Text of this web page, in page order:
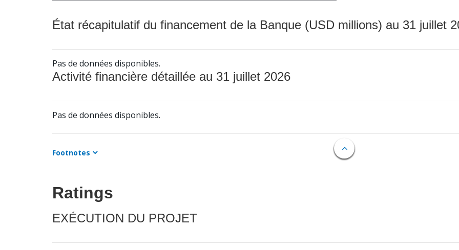
État récapitulatif du financement de la Banque (USD millions) au 31 juillet
Pas de données disponibles.
Activité financière détaillée au 31 juillet 2026
Pas de données disponibles.
Footnotes
Ratings
EXÉCUTION DU PROJET